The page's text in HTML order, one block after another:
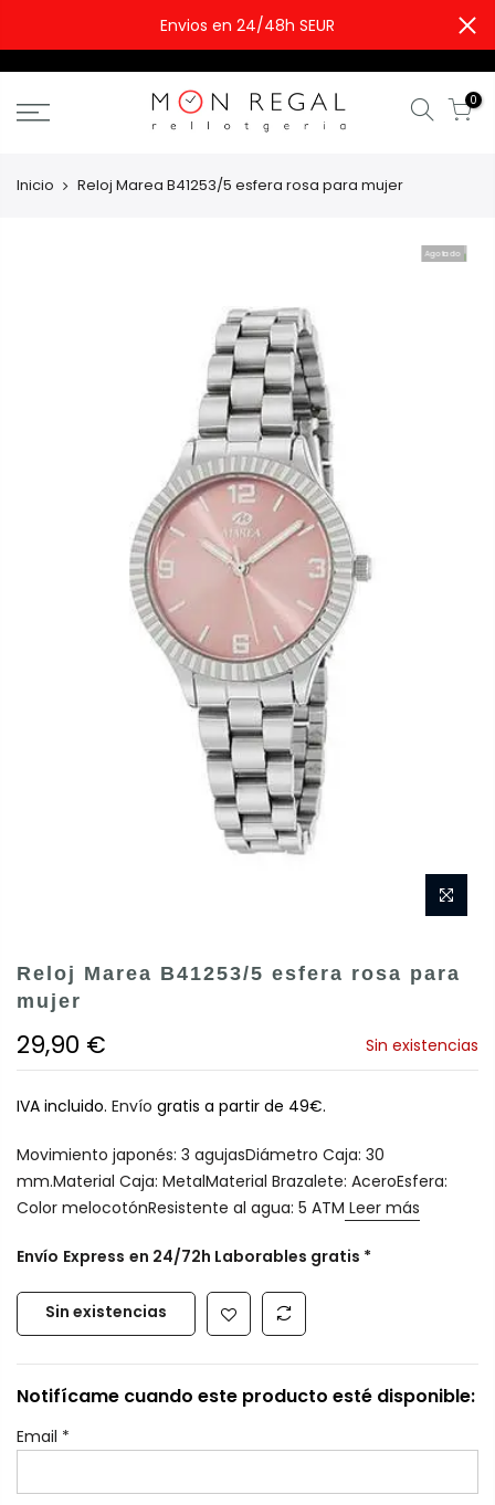
Envios en 24/48h SEUR
0
Inicio Reloj Marea B41253/5 esfera rosa para mujer
Agotado
Reloj Marea B41253/5 esfera rosa para
mujer
29,90 € Sin existencias
IVA incluido. Envío gratis a partir de 49€.
Movimiento japonés: 3 agujasDiámetro Caja: 30
mm.Material Caja: MetalMaterial Brazalete: AceroEsfera:
Color melocotónResistente al agua: 5 ATM Leer más
Envío Express en 24/72h Laborables gratis *
Sin existencias
Notifícame cuando este producto esté disponible:
Email *